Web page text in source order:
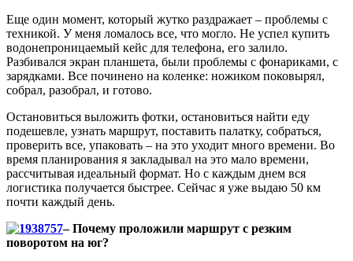
Еще один момент, который жутко раздражает – проблемы с
техникой. У меня ломалось все, что могло. Не успел купить
водонепроницаемый кейс для телефона, его залило.
Разбивался экран планшета, были проблемы с фонариками, с
зарядками. Все починено на коленке: ножиком поковырял,
собрал, разобрал, и готово.
Остановиться выложить фотки, остановиться найти еду
подешевле, узнать маршрут, поставить палатку, собраться,
проверить все, упаковать – на это уходит много времени. Во
время планирования я закладывал на это мало времени,
рассчитывая идеальный формат. Но с каждым днем вся
логистика получается быстрее. Сейчас я уже выдаю 50 км
почти каждый день.
– Почему проложили маршрут с резким
поворотом на юг?